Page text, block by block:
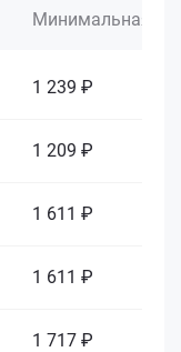
Минимальная
1 239 ₽
1 209 ₽
1 611 ₽
1 611 ₽
1 717 ₽